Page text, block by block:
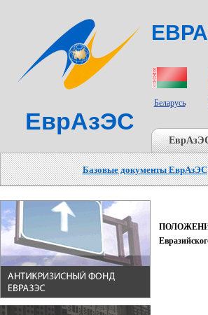
ЕврАзЭС
Беларусь
Базовые документы ЕврАзЭС
ПОЛОЖЕНИЕ